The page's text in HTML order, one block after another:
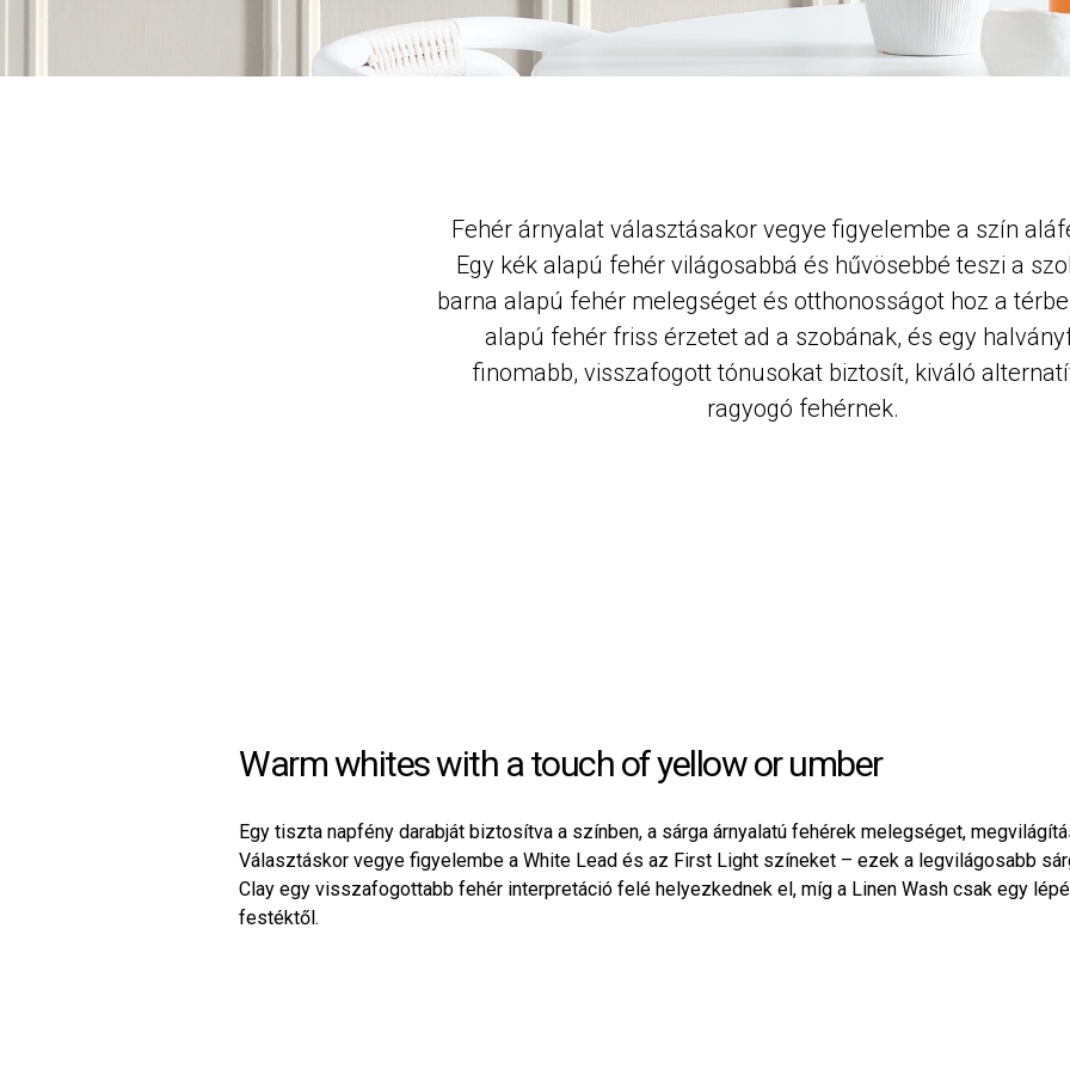
Fehér árnyalat választásakor vegye figyelembe a szín
Egy kék alapú fehér világosabbá és hűvösebbé teszi a
barna alapú fehér melegséget és otthonosságot hoz a
alapú fehér friss érzetet ad a szobának, és egy
finomabb, visszafogott tónusokat biztosít, kiváló
ragyogó fehérnek.
Warm whites with a touch of yellow or umber
Egy tiszta napfény darabját biztosítva a színben, a sárga árnyalatú fehérek melegséget,
Választáskor vegye figyelembe a White Lead és az First Light színeket – ezek a legvilágosabb
Clay egy visszafogottabb fehér interpretáció felé helyezkednek el, míg a Linen Wash csak egy
festéktől.